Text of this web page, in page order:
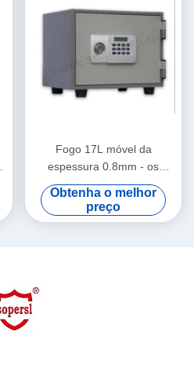
Fogo 17L móvel da
espessura 0.8mm - os
cofres fortes resistentes da
proteção tornam a caixa
segura para o teste de
Obtenha o melhor
preço